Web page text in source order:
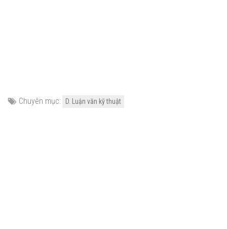
Chuyên mục: D. Luận văn kỹ thuật